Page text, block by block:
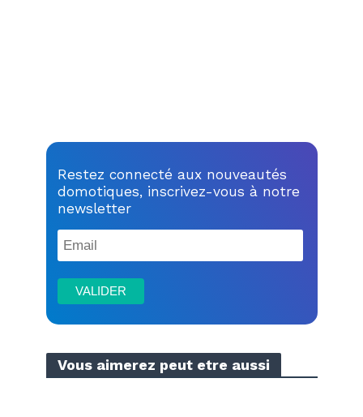
Restez connecté aux nouveautés
domotiques, inscrivez-vous à notre
newsletter
Vous aimerez peut etre aussi